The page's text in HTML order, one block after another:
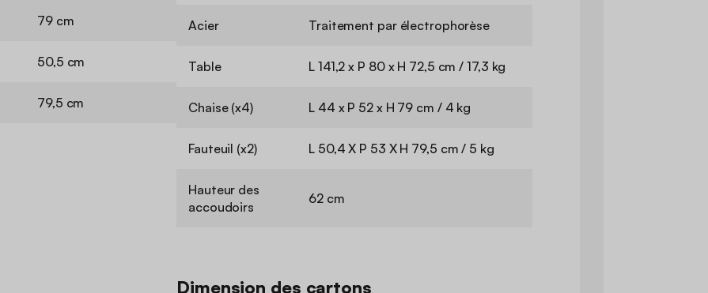
79 cm
50,5 cm
79,5 cm
Acier Traitement par électrophorèse
Table L 141,2 x P 80 x H 72,5 cm / 17,3 kg
Chaise (x4) L 44 x P 52 x H 79 cm / 4 kg
Fauteuil (x2) L 50,4 X P 53 X H 79,5 cm / 5 kg
Hauteur des
accoudoirs
62 cm
Dimension des cartons